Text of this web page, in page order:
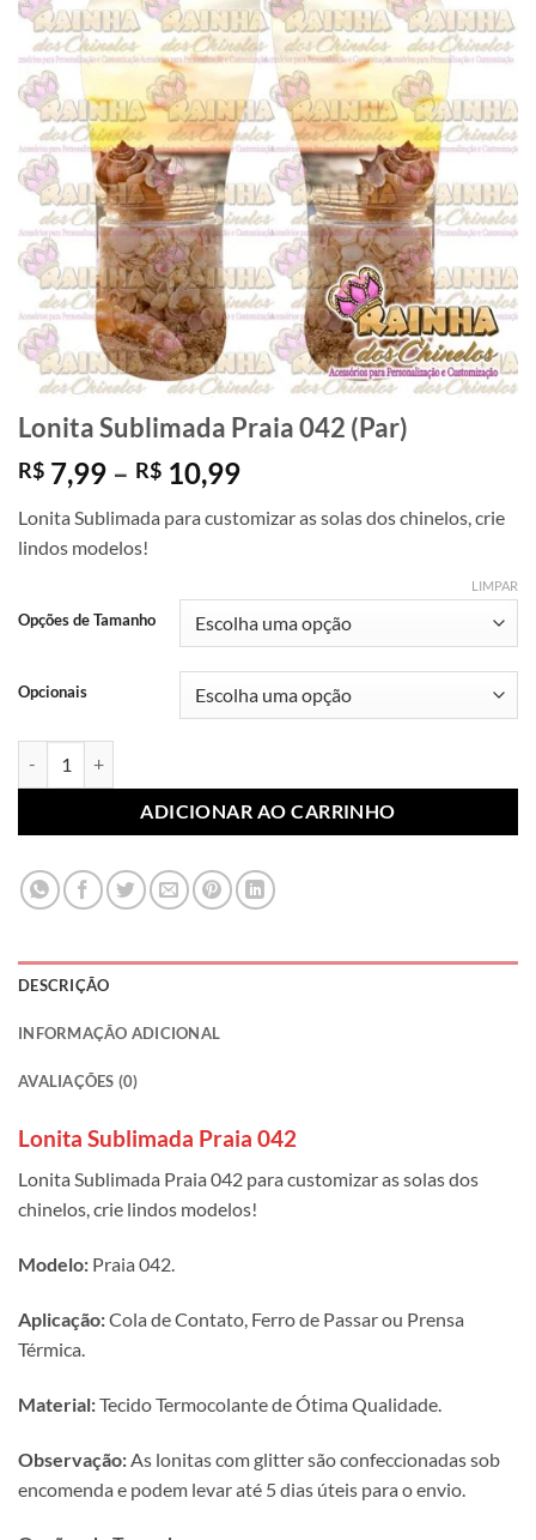
Lonita Sublimada Praia 042 (Par)
R$ 7,99 – R$ 10,99Faixa
preço:
R$ 10,99
Lonita Sublimada para customizar as solas dos chinelos, crie
lindos modelos!
Opções de Tamanho
Opcionais
LIMPAR
ADICIONAR AO CARRINHO
DESCRIÇÃO
INFORMAÇÃO ADICIONAL
AVALIAÇÕES (0)
Lonita Sublimada Praia 042
Lonita Sublimada Praia 042 para customizar as solas dos
chinelos, crie lindos modelos!
Modelo: Praia 042.
Aplicação:Cola de Contato, Ferro de Passar ou Prensa
Térmica.
Material:Tecido Termocolante de Ótima Qualidade.
Observação: As lonitas com glitter são confeccionadas sob
encomenda e podem levar até 5 dias úteis para o envio.